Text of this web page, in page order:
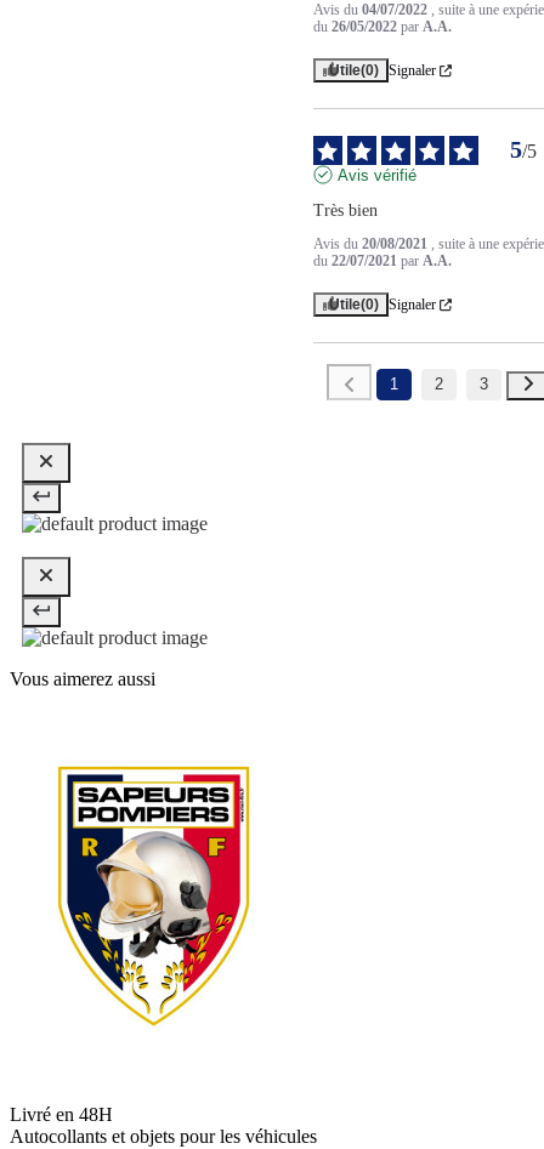
Avis du 04/07/2022 , suite à une
du 26/05/2022 par A.A.
Utile(0) Signaler
5/5
Avis vérifié
Très bien
Avis du 20/08/2021 , suite à une
du 22/07/2021 par A.A.
Utile(0) Signaler
1 2 3
Vous aimerez aussi
Livré en 48H
Autocollants et objets pour les véhicules